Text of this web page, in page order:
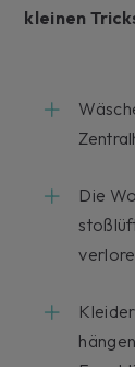
kleinen
Die